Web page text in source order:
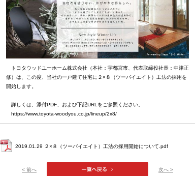
トヨタウッドユーホーム株式会社（本社：宇都宮市、代表取締役社長：中津正
修）は、この度、当社の一戸建て住宅に２×８（ツーバイエイト）工法の採用を
開始します。
詳しくは、添付PDF、および下記URLをご参照ください。
https://www.toyota-woodyou.co.jp/lineup/2x8/
2019.01.29 ２×８（ツーバイエイト）工法の採用開始について.pdf
< 前へ 次へ >